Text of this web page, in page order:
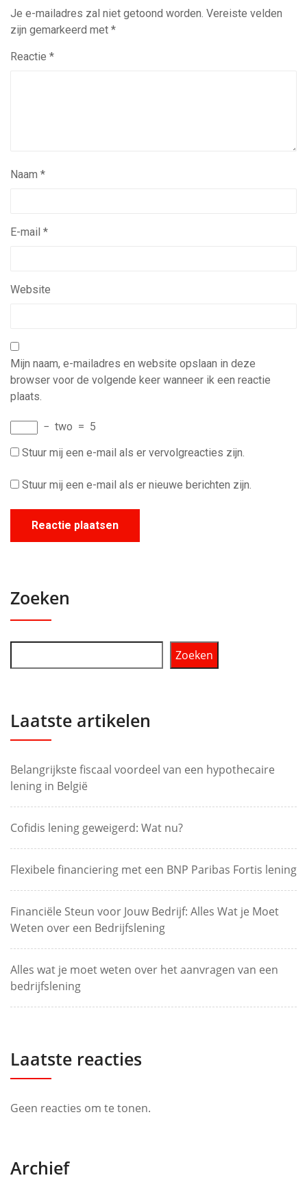
Je e-mailadres zal niet getoond worden. Vereiste velden
zijn gemarkeerd met *
Reactie *
Naam *
E-mail *
Website
Mijn naam, e-mailadres en website opslaan in deze
browser voor de volgende keer wanneer ik een reactie
plaats.
− two = 5
Stuur mij een e-mail als er vervolgreacties zijn.
Stuur mij een e-mail als er nieuwe berichten zijn.
Zoeken
Zoeken
Laatste artikelen
Belangrijkste fiscaal voordeel van een hypothecaire
lening in België
Cofidis lening geweigerd: Wat nu?
Flexibele financiering met een BNP Paribas Fortis lening
Financiële Steun voor Jouw Bedrijf: Alles Wat je Moet
Weten over een Bedrijfslening
Alles wat je moet weten over het aanvragen van een
bedrijfslening
Laatste reacties
Geen reacties om te tonen.
Archief